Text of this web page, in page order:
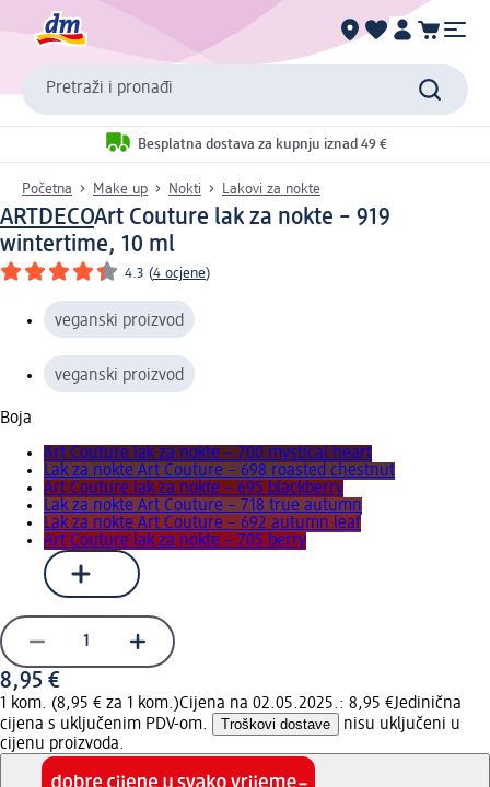
Pretraži i pronađi
Besplatna dostava za kupnju iznad 49 €
Početna Make up Nokti Lakovi za nokte
ARTDECOArt Couture lak za nokte – 919
wintertime, 10 ml
4.3 (4 ocjene)
veganski proizvod
veganski proizvod
Boja
Art Couture lak za nokte – 700 mystical heart
Lak za nokte Art Couture – 698 roasted chestnut
Art Couture lak za nokte – 695 blackberry
Lak za nokte Art Couture – 718 true autumn
Lak za nokte Art Couture – 692 autumn leaf
Art Couture lak za nokte – 705 berry
8,95 €
1 kom. (8,95 € za 1 kom.)Cijena na 02.05.2025.: 8,95 €Jedinična
cijena s uključenim PDV-om.
Troškovi dostave
nisu uključeni u
cijenu proizvoda.